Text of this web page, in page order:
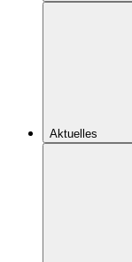
Aktuelles